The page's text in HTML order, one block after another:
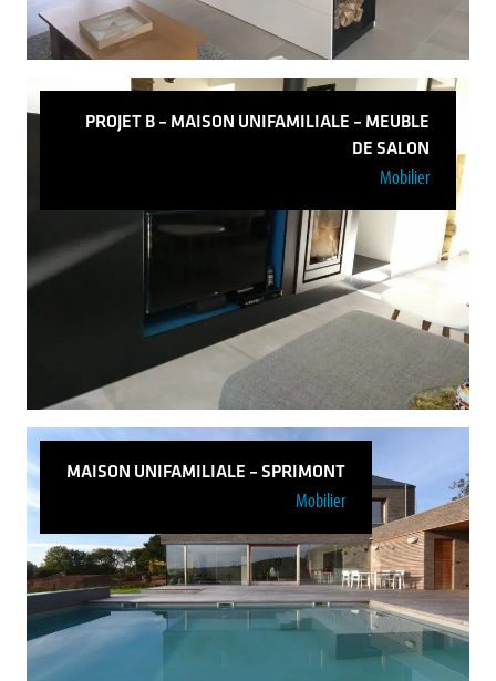
Projet C – Maison unifamiliale – Meuble de
salon
Voir plus
PROJET B – MAISON UNIFAMILIALE – MEUBLE
DE SALON
Mobilier
Projet B – Maison unifamiliale – Meuble de
salon
Voir plus
MAISON UNIFAMILIALE – SPRIMONT
Mobilier